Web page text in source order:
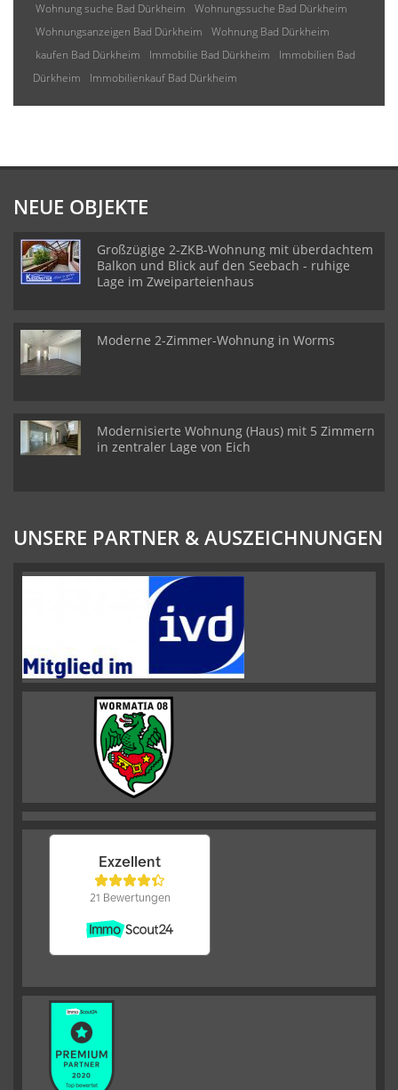
Wohnung suche Bad Dürkheim
Wohnungssuche Bad Dürkheim
Wohnungsanzeigen Bad Dürkheim
Wohnung Bad Dürkheim
kaufen Bad Dürkheim
Immobilie Bad Dürkheim
Immobilien Bad
Dürkheim
Immobilienkauf Bad Dürkheim
NEUE OBJEKTE
Großzügige 2-ZKB-Wohnung mit überdachtem
Balkon und Blick auf den Seebach - ruhige
Lage im Zweiparteienhaus
Moderne 2-Zimmer-Wohnung in Worms
Modernisierte Wohnung (Haus) mit 5 Zimmern
in zentraler Lage von Eich
UNSERE PARTNER & AUSZEICHNUNGEN